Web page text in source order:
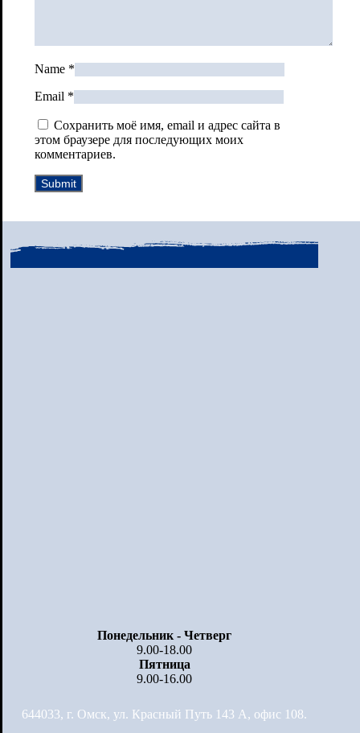
Name *
Email *
Сохранить моё имя, email и адрес сайта в
этом браузере для последующих моих
комментариев.
Понедельник - Четверг
9.00-18.00
Пятница
9.00-16.00
644033, г. Омск, ул. Красный Путь 143 А, офис 108.